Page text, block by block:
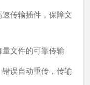
传输插件，保障文
文件的可靠传输
误自动重传，传输